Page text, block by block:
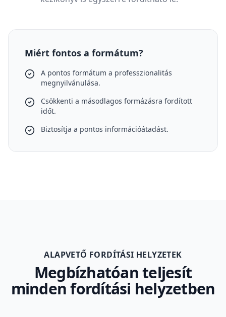
Miért fontos a formátum?
A pontos formátum a professzionalitás
megnyilvánulása.
Csökkenti a másodlagos formázásra fordított
időt.
Biztosítja a pontos információátadást.
ALAPVETŐ FORDÍTÁSI HELYZETEK
Megbízhatóan teljesít
minden fordítási helyzetben